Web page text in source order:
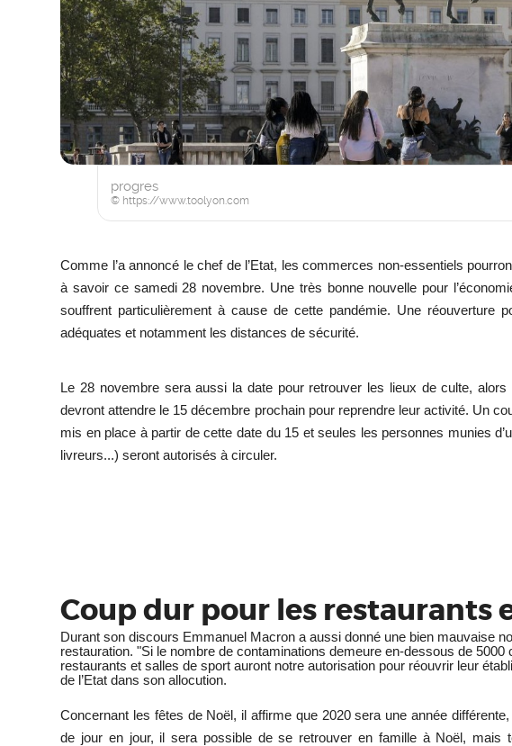
progres
© https://www.toolyon.com
Comme l’a annoncé le chef de l’Etat, les commerces non-essentiels
à savoir ce samedi 28 novembre. Une très bonne nouvelle pour
souffrent particulièrement à cause de cette pandémie. Une réouverture
adéquates et notamment les distances de sécurité.
Le 28 novembre sera aussi la date pour retrouver les lieux de culte,
devront attendre le 15 décembre prochain pour reprendre leur activité. Un
mis en place à partir de cette date du 15 et seules les personnes munies
livreurs...) seront autorisés à circuler.
Coup dur pour les restaurants
Durant son discours Emmanuel Macron a aussi donné une bien mauvaise
restauration."Si le nombre de contaminations demeure en-dessous de 5000
restaurants et salles de sport auront notre autorisation pour réouvrir leur
de l’Etat dans son allocution.
Concernant les fêtes de Noël, il affirme que 2020 sera une année
de jour en jour, il sera possible de se retrouver en famille à Noël, mais